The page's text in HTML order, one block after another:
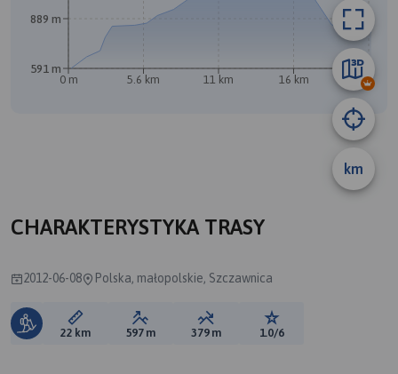
km
0 m 5.6 km 11 km 16 km 22 km
591 m
889 m
CHARAKTERYSTYKA TRASY
2012-06-08 Polska, małopolskie, Szczawnica
Długość trasy:
22 km Suma przewyższeń:
597 m Suma spadków:
379 m Ocena trasy:
1.0/6